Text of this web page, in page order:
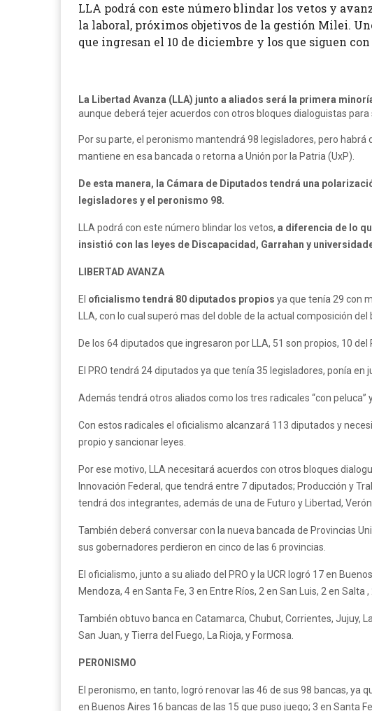
LLA podrá con este número blindar los vetos y
la laboral, próximos objetivos de la gestión Milei.
que ingresan el 10 de diciembre y los que siguen
La Libertad Avanza (LLA) junto a aliados será la primera
aunque deberá tejer acuerdos con otros bloques dialoguistas para
Por su parte, el peronismo mantendrá 98 legisladores, pero
mantiene en esa bancada o retorna a Unión por la Patria (UxP).
De esta manera, la Cámara de Diputados tendrá una
legisladores y el peronismo 98.
LLA podrá con este número blindar los vetos, a diferencia de lo
insistió con las leyes de Discapacidad, Garrahan y
LIBERTAD AVANZA
El oficialismo tendrá 80 diputados propios ya que tenía 29 con
LLA, con lo cual superó mas del doble de la actual composición
De los 64 diputados que ingresaron por LLA, 51 son propios, 10 del
El PRO tendrá 24 diputados ya que tenía 35 legisladores, ponía
Además tendrá otros aliados como los tres radicales “con peluca”
Con estos radicales el oficialismo alcanzará 113 diputados y
propio y sancionar leyes.
Por ese motivo, LLA necesitará acuerdos con otros bloques
Innovación Federal, que tendrá entre 7 diputados; Producción y
tendrá dos integrantes, además de una de Futuro y Libertad,
También deberá conversar con la nueva bancada de Provincias
sus gobernadores perdieron en cinco de las 6 provincias.
El oficialismo, junto a su aliado del PRO y la UCR logró 17 en
Mendoza, 4 en Santa Fe, 3 en Entre Ríos, 2 en San Luis, 2 en Salta
También obtuvo banca en Catamarca, Chubut, Corrientes, Jujuy,
San Juan, y Tierra del Fuego, La Rioja, y Formosa.
PERONISMO
El peronismo, en tanto, logró renovar las 46 de sus 98 bancas, ya
en Buenos Aires 16 bancas de las 15 que puso juego; 3 en Santa